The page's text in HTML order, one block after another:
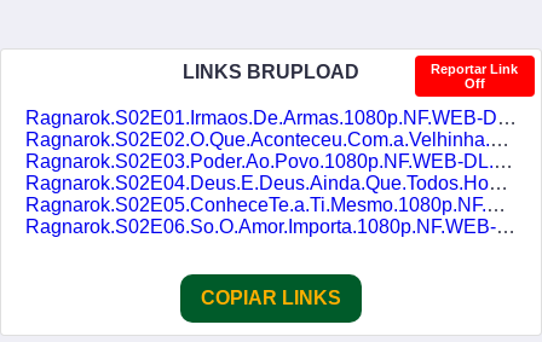
LINKS BRUPLOAD
Reportar Link
Off
Ragnarok.S02E01.Irmaos.De.Armas.1080p.NF.WEB-DL.DDP5.1.x264-DUBLASERIES.mkv
Ragnarok.S02E02.O.Que.Aconteceu.Com.a.Velhinha.1080p.NF.WEB-DL.DDP5.1.x264-DUBLASERIES.mkv
Ragnarok.S02E03.Poder.Ao.Povo.1080p.NF.WEB-DL.DDP5.1.x264-DUBLASERIES.mkv
Ragnarok.S02E04.Deus.E.Deus.Ainda.Que.Todos.Homens.Passem.E.Se.Vao.1080p.NF.WEB-DL.DDP5.1.x264-DUBLASERIES.mkv
Ragnarok.S02E05.ConheceTe.a.Ti.Mesmo.1080p.NF.WEB-DL.DDP5.1.x264-DUBLASERIES.mkv
Ragnarok.S02E06.So.O.Amor.Importa.1080p.NF.WEB-DL.DDP5.1.x264-DUBLASERIES.mkv
COPIAR LINKS